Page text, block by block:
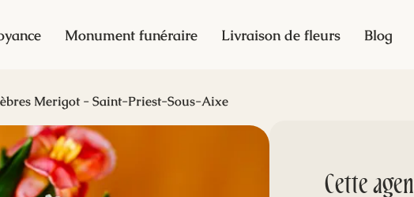
Monument funéraire Livraison de fleurs Blog
Merigot - Saint-Priest-Sous-Aixe
Cette